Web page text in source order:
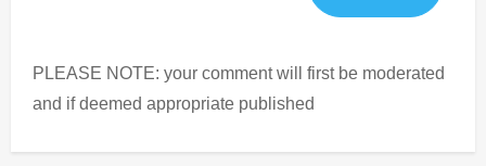
PLEASE NOTE: your comment will first be moderated
and if deemed appropriate published